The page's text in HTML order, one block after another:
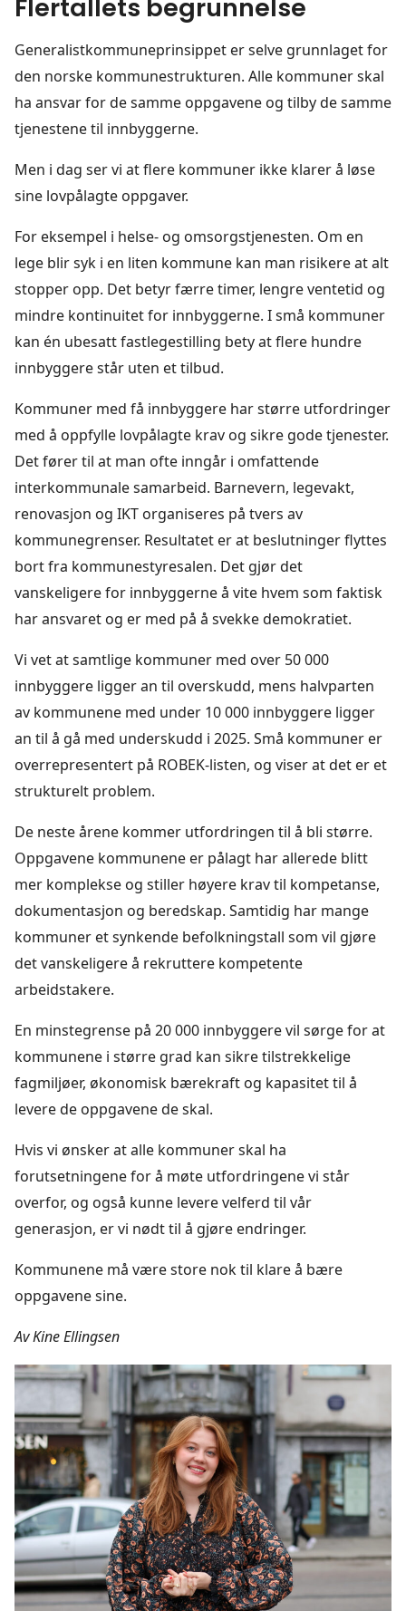
Flertallets begrunnelse
Generalistkommuneprinsippet er selve grunnlaget for
den norske kommunestrukturen. Alle kommuner skal
ha ansvar for de samme oppgavene og tilby de samme
tjenestene til innbyggerne.
Men i dag ser vi at flere kommuner ikke klarer å løse
sine lovpålagte oppgaver.
For eksempel i helse- og omsorgstjenesten. Om en
lege blir syk i en liten kommune kan man risikere at alt
stopper opp. Det betyr færre timer, lengre ventetid og
mindre kontinuitet for innbyggerne. I små kommuner
kan én ubesatt fastlegestilling bety at flere hundre
innbyggere står uten et tilbud.
Kommuner med få innbyggere har større utfordringer
med å oppfylle lovpålagte krav og sikre gode tjenester.
Det fører til at man ofte inngår i omfattende
interkommunale samarbeid. Barnevern, legevakt,
renovasjon og IKT organiseres på tvers av
kommunegrenser. Resultatet er at beslutninger flyttes
bort fra kommunestyresalen. Det gjør det
vanskeligere for innbyggerne å vite hvem som faktisk
har ansvaret og er med på å svekke demokratiet.
Vi vet at samtlige kommuner med over 50 000
innbyggere ligger an til overskudd, mens halvparten
av kommunene med under 10 000 innbyggere ligger
an til å gå med underskudd i 2025. Små kommuner er
overrepresentert på ROBEK-listen, og viser at det er et
strukturelt problem.
De neste årene kommer utfordringen til å bli større.
Oppgavene kommunene er pålagt har allerede blitt
mer komplekse og stiller høyere krav til kompetanse,
dokumentasjon og beredskap. Samtidig har mange
kommuner et synkende befolkningstall som vil gjøre
det vanskeligere å rekruttere kompetente
arbeidstakere.
En minstegrense på 20 000 innbyggere vil sørge for at
kommunene i større grad kan sikre tilstrekkelige
fagmiljøer, økonomisk bærekraft og kapasitet til å
levere de oppgavene de skal.
Hvis vi ønsker at alle kommuner skal ha
forutsetningene for å møte utfordringene vi står
overfor, og også kunne levere velferd til vår
generasjon, er vi nødt til å gjøre endringer.
Kommunene må være store nok til klare å bære
oppgavene sine.
Av Kine Ellingsen